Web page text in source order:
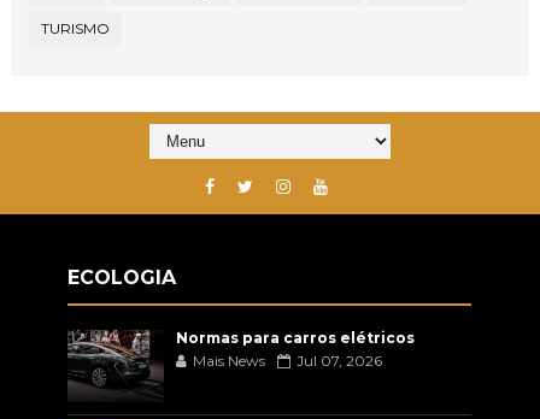
TURISMO
ECOLOGIA
Normas para carros elétricos
Mais News
Jul 07, 2026